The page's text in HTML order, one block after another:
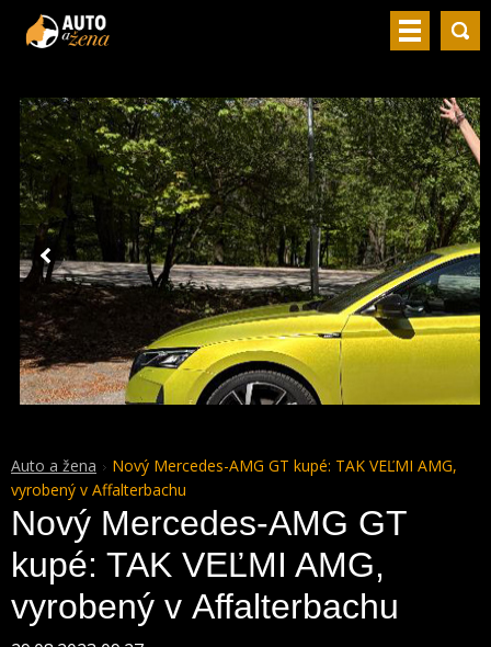
Auto a žena
Nový Mercedes-AMG GT kupé: TAK VEĽMI AMG,
vyrobený v Affalterbachu
Nový Mercedes-AMG GT
kupé: TAK VEĽMI AMG,
vyrobený v Affalterbachu